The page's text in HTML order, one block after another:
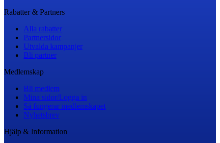
Rabatter & Partners
Alla rabatter
Partnersidor
Utvalda kampanjer
Bli partner
Medlemskap
Bli medlem
Mina sidor/Logga in
Så fungerar medlemskapet
Nyhetsbrev
Hjälp & Information